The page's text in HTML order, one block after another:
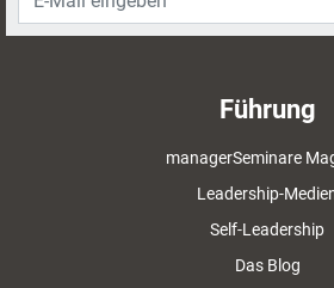
Führung
managerSeminare
Leadership-
Self-Leadership
Das Blog